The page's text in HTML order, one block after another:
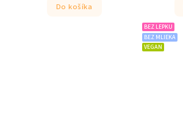
Do košíka
BEZ LEPKU
BEZ MLIEKA
VEGAN